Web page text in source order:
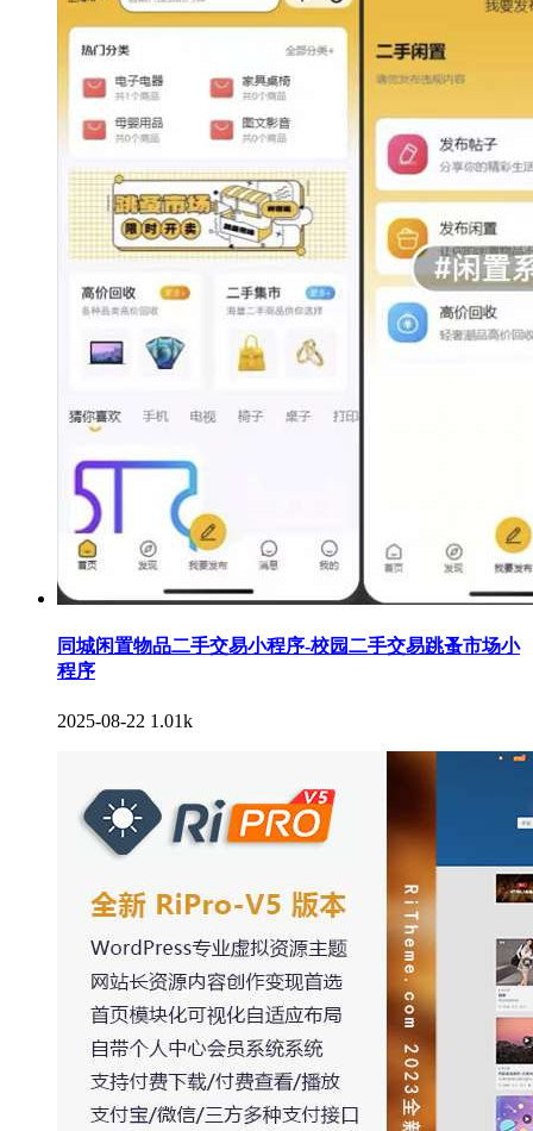
同城闲置物品二手交易小程序-校园二手交易跳蚤市场小
程序
2025-08-22 1.01k